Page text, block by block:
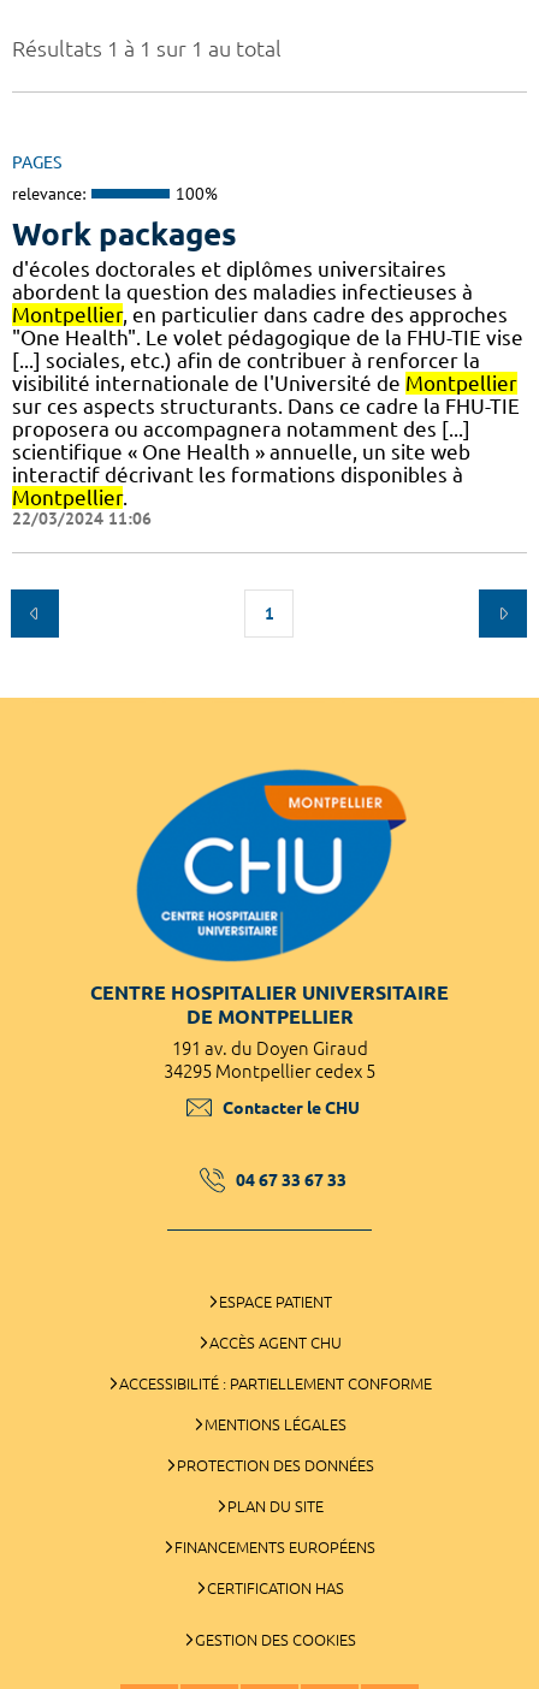
Résultats 1 à 1 sur 1 au total
PAGES
relevance: 100%
Work packages
d'écoles doctorales et diplômes universitaires
abordent la question des maladies infectieuses à
Montpellier, en particulier dans cadre des approches
"One Health". Le volet pédagogique de la FHU-TIE vise
[...] sociales, etc.) afin de contribuer à renforcer la
visibilité internationale de l'Université de Montpellier
sur ces aspects structurants. Dans ce cadre la FHU-TIE
proposera ou accompagnera notamment des [...]
scientifique « One Health » annuelle, un site web
interactif décrivant les formations disponibles à
Montpellier.
22/03/2024 11:06
1
CENTRE HOSPITALIER UNIVERSITAIRE
DE MONTPELLIER
191 av. du Doyen Giraud
34295 Montpellier cedex 5
Contacter le CHU
04 67 33 67 33
ESPACE PATIENT
ACCÈS AGENT CHU
ACCESSIBILITÉ : PARTIELLEMENT CONFORME
MENTIONS LÉGALES
PROTECTION DES DONNÉES
PLAN DU SITE
FINANCEMENTS EUROPÉENS
CERTIFICATION HAS
GESTION DES COOKIES